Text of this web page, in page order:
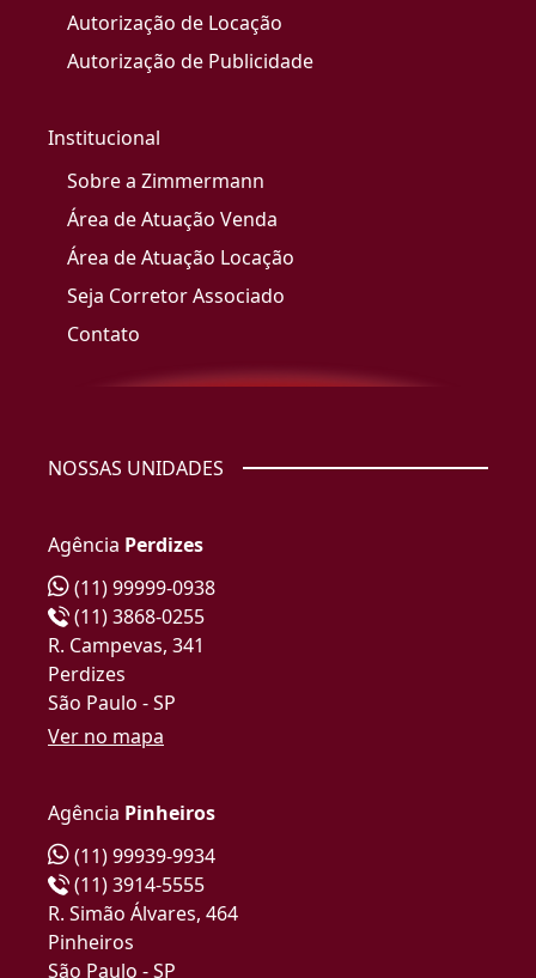
Autorização de Locação
Autorização de Publicidade
Institucional
Sobre a Zimmermann
Área de Atuação Venda
Área de Atuação Locação
Seja Corretor Associado
Contato
NOSSAS UNIDADES
Agência Perdizes
(11) 99999-0938
(11) 3868-0255
R. Campevas, 341
Perdizes
São Paulo - SP
Ver no mapa
Agência Pinheiros
(11) 99939-9934
(11) 3914-5555
R. Simão Álvares, 464
Pinheiros
São Paulo - SP